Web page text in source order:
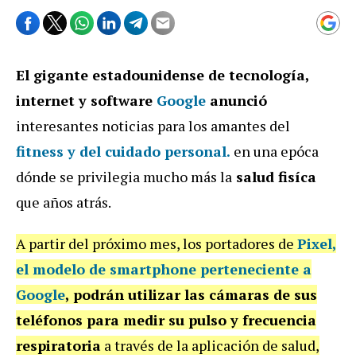
El gigante estadounidense de tecnología,
internet y software Google anunció
interesantes noticias para los amantes del
fitness y del cuidado personal. en una epóca
dónde se privilegia mucho más la salud fisíca
que años atrás.
A partir del próximo mes, los portadores de Pixel,
el modelo de smartphone perteneciente a
Google, podrán utilizar las cámaras de sus
teléfonos para medir su pulso y frecuencia
respiratoria a través de la aplicación de salud,